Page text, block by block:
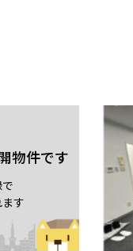
物件です
す